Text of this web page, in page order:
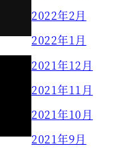
2022年2月
2022年1月
2021年12月
2021年11月
2021年10月
2021年9月